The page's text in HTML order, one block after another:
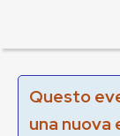
Questo
una nuova